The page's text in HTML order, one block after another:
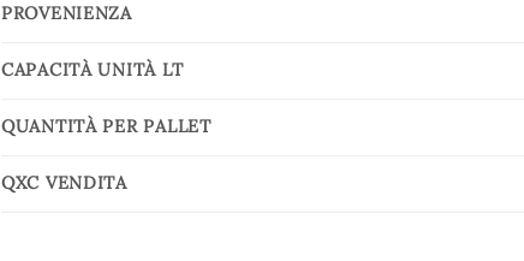
PROVENIENZA
CAPACITÀ UNITÀ LT
QUANTITÀ PER PALLET
QXC VENDITA